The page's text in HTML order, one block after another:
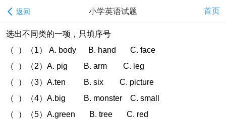
返回 小学英语试题 首页
选出不同类的一项，只填序号
（ ）（1） A. body B. hand C. face
（ ）（2）A. pig B. arm C. leg
（ ）（3）A.ten B. six C. picture
（ ）（4）A.big B. monster C. small
（ ）（5）A.green B. tree C. red